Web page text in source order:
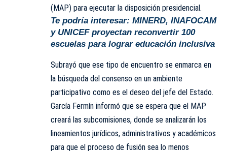
(MAP) para ejecutar la disposición presidencial.
Te podría interesar: MINERD, INAFOCAM
y UNICEF proyectan reconvertir 100
escuelas para lograr educación inclusiva
Subrayó que ese tipo de encuentro se enmarca en
la búsqueda del consenso en un ambiente
participativo como es el deseo del jefe del Estado.
García Fermín informó que se espera que el MAP
creará las subcomisiones, donde se analizarán los
lineamientos jurídicos, administrativos y académicos
para que el proceso de fusión sea lo menos